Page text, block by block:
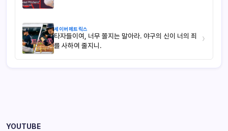
세이버메트릭스
타자들이여, 너무 쫄지는 말아라. 야구의 신이 너의 죄
를 사하여 줄지니.
›
YOUTUBE